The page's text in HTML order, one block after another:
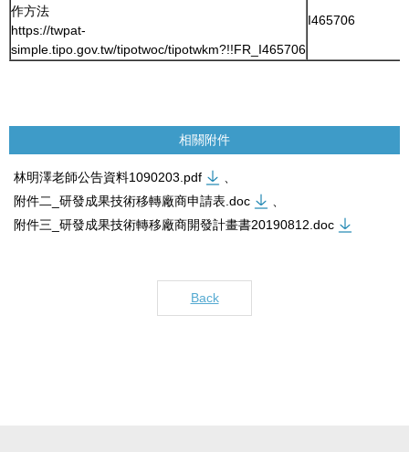
作方法
https://twpat-
simple.tipo.gov.tw/tipotwoc/tipotwkm?!!FR_I465706
I465706
相關附件
林明澤老師公告資料1090203.pdf
附件二_研發成果技術移轉廠商申請表.doc
附件三_研發成果技術轉移廠商開發計畫書20190812.doc
Back